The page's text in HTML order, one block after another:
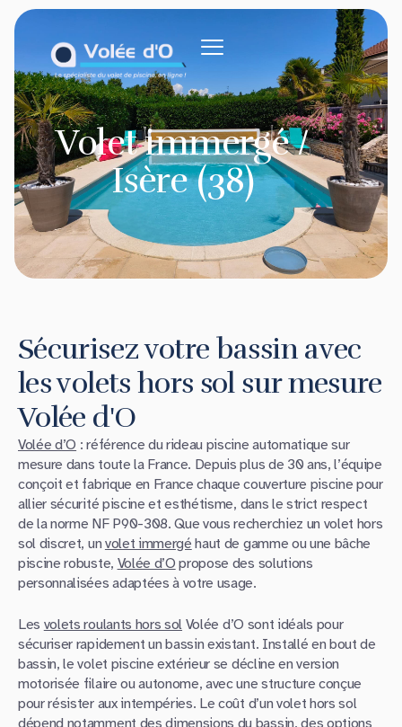
principal
Volet immergé /
Isère (38)
Sécurisez votre bassin avec
les volets hors sol sur mesure
Volée d'O
Volée d’O : référence du rideau piscine automatique sur
mesure dans toute la France. Depuis plus de 30 ans, l’équipe
conçoit et fabrique en France chaque couverture piscine pour
allier sécurité piscine et esthétisme, dans le strict respect
de la norme NF P90-308. Que vous recherchiez un volet hors
sol discret, un volet immergé haut de gamme ou une bâche
piscine robuste, Volée d’O propose des solutions
personnalisées adaptées à votre usage.
Les volets roulants hors sol Volée d’O sont idéals pour
sécuriser rapidement un bassin existant. Installé en bout de
bassin, le volet piscine extérieur se décline en version
motorisée filaire ou autonome, avec une structure conçue
pour résister aux intempéries. Le coût d’un volet hors sol